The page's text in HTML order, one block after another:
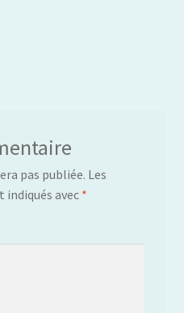
pas publiée. Les
avec *